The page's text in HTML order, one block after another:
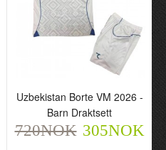
2026 - Barn Draktsett
720NOK 305NOK
Uzbekistan Borte VM 2026 -
Barn Draktsett
720NOK 305NOK